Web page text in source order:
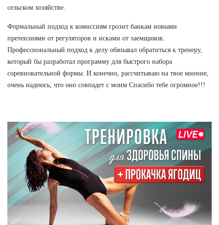
сельском хозяйстве.
Формальный подход к комиссиям грозит банкам новыми
претензиями от регуляторов и исками от заемщиков.
Профессиональный подход к делу обязывал обратиться к тренеру,
который бы разработал программу для быстрого набора
соревновательной формы. И конечно, рассчитываю на твое мнение,
очень надеюсь, что оно совпадет с моим Спасибо тебе огромное!!!